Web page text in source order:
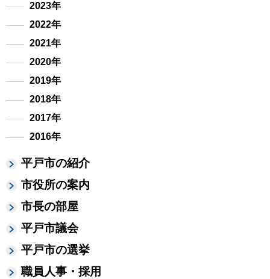
2023年
2022年
2021年
2020年
2019年
2018年
2017年
2016年
平戸市の紹介
市役所の案内
市長の部屋
平戸市議会
平戸市の選挙
職員人事・採用